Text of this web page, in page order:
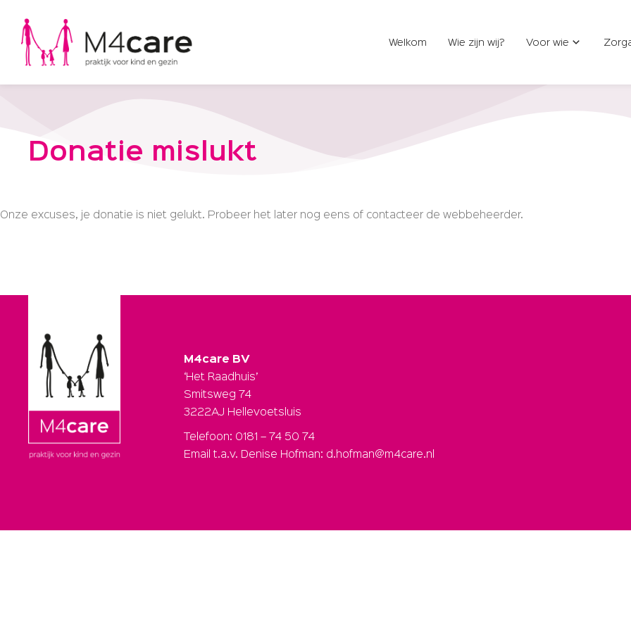
Welkom Wie zijn wij? Voor wie
Donatie mislukt
Onze excuses, je donatie is niet gelukt. Probeer het later nog eens of contacteer de webbeheerder.
M4care BV
‘Het Raadhuis’
Smitsweg 74
3222AJ Hellevoetsluis
Telefoon: 0181 – 74 50 74
Email t.a.v. Denise Hofman: d.hofman@m4care.nl